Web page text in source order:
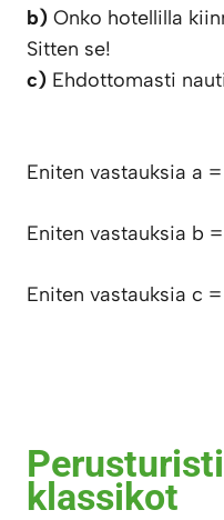
b) Onko hotellilla
Sitten se!
c) Ehdottomasti
Eniten vastauksia a =
Eniten vastauksia b =
Eniten vastauksia c =
klassikot